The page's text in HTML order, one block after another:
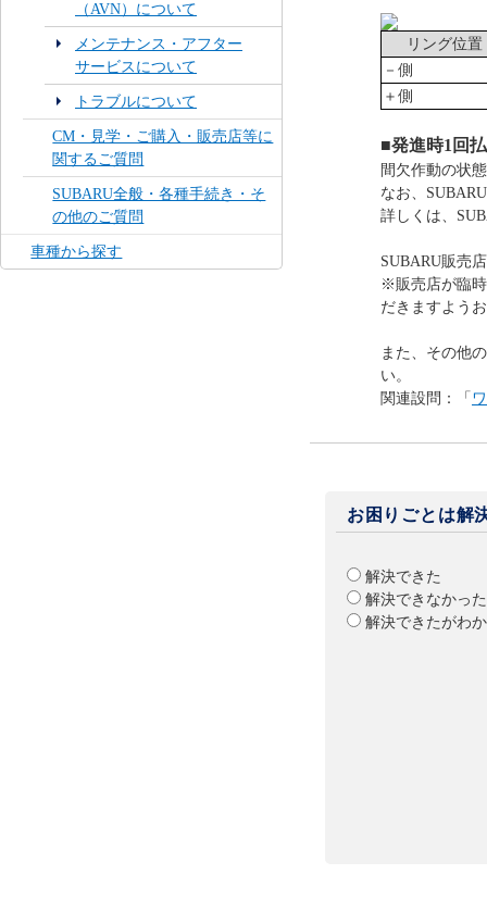
（AVN）について
メンテナンス・アフター
サービスについて
トラブルについて
CM・見学・ご購入・販売店等に
関するご質問
SUBARU全般・各種手続き・そ
の他のご質問
車種から探す
リング位置
－側
＋側
■発進時1回
間欠作動の状
なお、
詳しくは、
SUBARU販売
※販売店が臨
だきますよう
また、その他
い。
関連設問：「
お困りごとは解
解決できた
解決できなかった
解決できたがわ